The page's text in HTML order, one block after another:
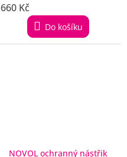
660 Kč
Do košíku
NOVOL ochranný nástřik